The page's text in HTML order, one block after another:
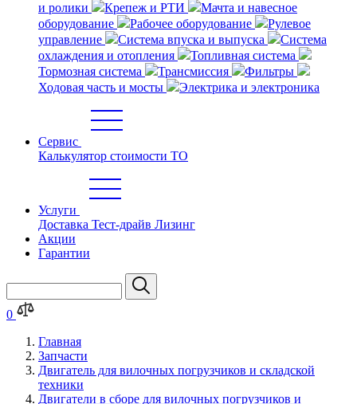
и ролики
Крепеж и РТИ
Мачта и навесное
оборудование
Рабочее оборудование
Рулевое
управление
Система впуска и выпуска
Система
охлаждения и отопления
Топливная система
Тормозная система
Трансмиссия
Фильтры
Ходовая часть и мосты
Электрика и электроника
Сервис
Калькулятор стоимости ТО
Услуги
Доставка Тест-драйв Лизинг
Акции
Гарантии
0
Главная
Запчасти
Двигатель для вилочных погрузчиков и складской
техники
Двигатели в сборе для вилочных погрузчиков и